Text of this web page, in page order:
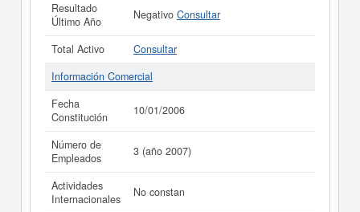
Resultado
Último Año
Negativo Consultar
Total Activo
Consultar
Información Comercial
Fecha
Constitución
10/01/2006
Número de
Empleados
3 (año 2007)
Actividades
Internacionales
No constan